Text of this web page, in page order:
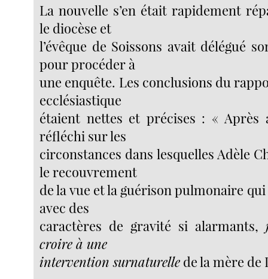
La nouvelle s’en était rapidement
le diocèse et
l’évêque de Soissons avait délégué
pour procéder à
une enquête. Les conclusions du
ecclésiastique
étaient nettes et précises : « Après
réfléchi sur les
circonstances dans lesquelles Adèle
le recouvrement
de la vue et la guérison pulmonaire qui
avec des
caractères de gravité si alarmants,
croire à une
intervention surnaturelle de la mère de